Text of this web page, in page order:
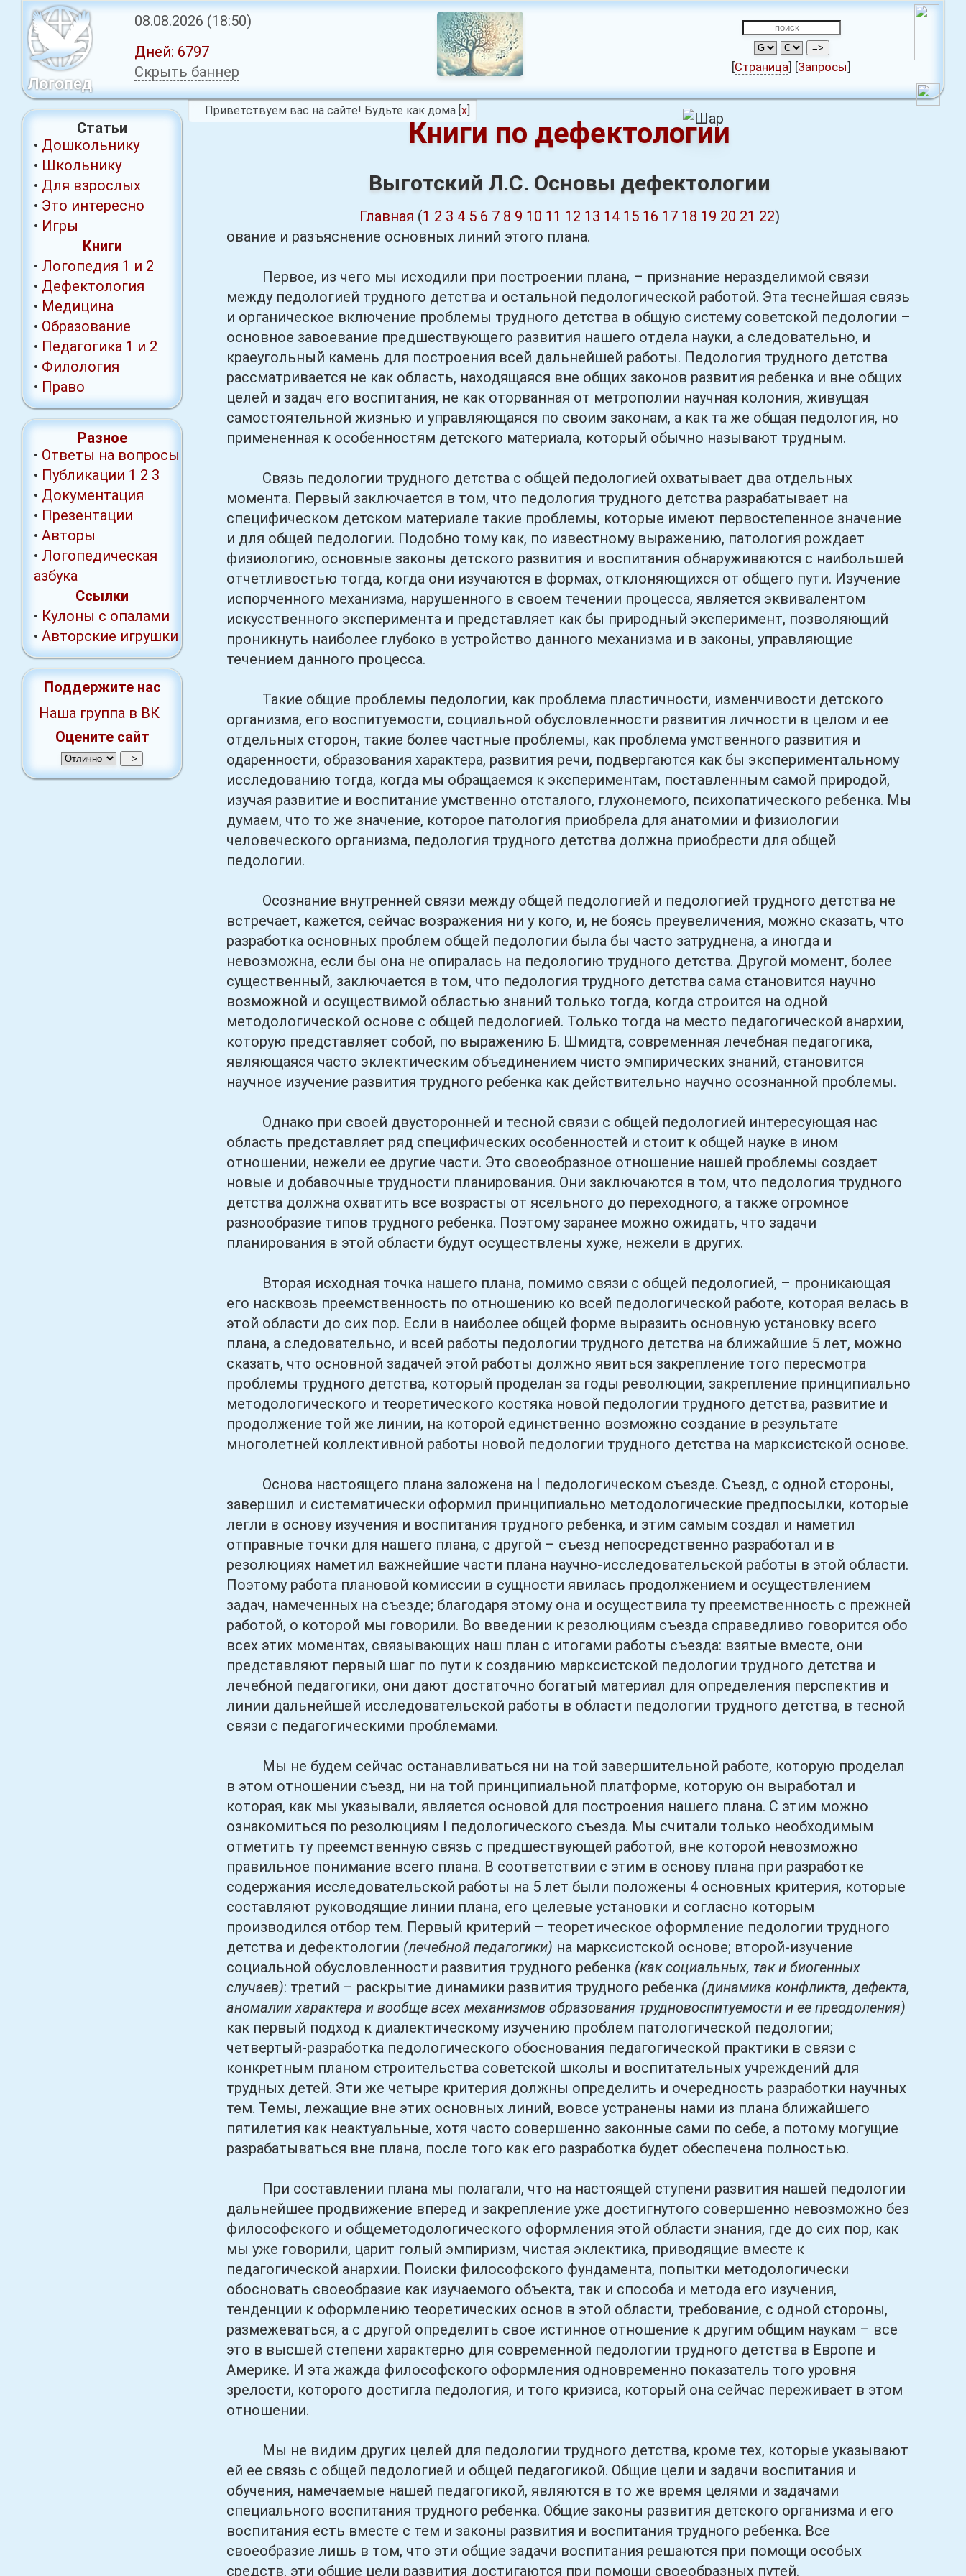
Логопед
08.08.2026 (18:50)
Дней: 6797
Скрыть баннер
[Страница] [Запросы]
Приветствуем вас на сайте! Будьте как дома [x]
Статьи
• Дошкольнику
• Школьнику
• Для взрослых
• Это интересно
• Игры
Книги
• Логопедия 1 и 2
• Дефектология
• Медицина
• Образование
• Педагогика 1 и 2
• Филология
• Право
Разное
• Ответы на вопросы
• Публикации 1 2 3
• Документация
• Презентации
• Авторы
• Логопедическая
азбука
Ссылки
• Кулоны с опалами
• Авторские игрушки
Поддержите нас
Наша группа в ВК
Оцените сайт
Книги по дефектологии
Выготский Л.С. Основы дефектологии
Главная (1 2 3 4 5 6 7 8 9 10 11 12 13 14 15 16 17 18 19 20 21 22)
ование и разъяснение основных линий этого плана.
Первое, из чего мы исходили при построении плана, – признание неразделимой связи
между педологией трудного детства и остальной педологической работой. Эта теснейшая связь
и органическое включение проблемы трудного детства в общую систему советской педологии –
основное завоевание предшествующего развития нашего отдела науки, а следовательно, и
краеугольный камень для построения всей дальнейшей работы. Педология трудного детства
рассматривается не как область, находящаяся вне общих законов развития ребенка и вне общих
целей и задач его воспитания, не как оторванная от метрополии научная колония, живущая
самостоятельной жизнью и управляющаяся по своим законам, а как та же общая педология, но
примененная к особенностям детского материала, который обычно называют трудным.
Связь педологии трудного детства с общей педологией охватывает два отдельных
момента. Первый заключается в том, что педология трудного детства разрабатывает на
специфическом детском материале такие проблемы, которые имеют первостепенное значение
и для общей педологии. Подобно тому как, по известному выражению, патология рождает
физиологию, основные законы детского развития и воспитания обнаруживаются с наибольшей
отчетливостью тогда, когда они изучаются в формах, отклоняющихся от общего пути. Изучение
испорченного механизма, нарушенного в своем течении процесса, является эквивалентом
искусственного эксперимента и представляет как бы природный эксперимент, позволяющий
проникнуть наиболее глубоко в устройство данного механизма и в законы, управляющие
течением данного процесса.
Такие общие проблемы педологии, как проблема пластичности, изменчивости детского
организма, его воспитуемости, социальной обусловленности развития личности в целом и ее
отдельных сторон, такие более частные проблемы, как проблема умственного развития и
одаренности, образования характера, развития речи, подвергаются как бы экспериментальному
исследованию тогда, когда мы обращаемся к экспериментам, поставленным самой природой,
изучая развитие и воспитание умственно отсталого, глухонемого, психопатического ребенка. Мы
думаем, что то же значение, которое патология приобрела для анатомии и физиологии
человеческого организма, педология трудного детства должна приобрести для общей
педологии.
Осознание внутренней связи между общей педологией и педологией трудного детства не
встречает, кажется, сейчас возражения ни у кого, и, не боясь преувеличения, можно сказать, что
разработка основных проблем общей педологии была бы часто затруднена, а иногда и
невозможна, если бы она не опиралась на педологию трудного детства. Другой момент, более
существенный, заключается в том, что педология трудного детства сама становится научно
возможной и осуществимой областью знаний только тогда, когда строится на одной
методологической основе с общей педологией. Только тогда на место педагогической анархии,
которую представляет собой, по выражению Б. Шмидта, современная лечебная педагогика,
являющаяся часто эклектическим объединением чисто эмпирических знаний, становится
научное изучение развития трудного ребенка как действительно научно осознанной проблемы.
Однако при своей двусторонней и тесной связи с общей педологией интересующая нас
область представляет ряд специфических особенностей и стоит к общей науке в ином
отношении, нежели ее другие части. Это своеобразное отношение нашей проблемы создает
новые и добавочные трудности планирования. Они заключаются в том, что педология трудного
детства должна охватить все возрасты от ясельного до переходного, а также огромное
разнообразие типов трудного ребенка. Поэтому заранее можно ожидать, что задачи
планирования в этой области будут осуществлены хуже, нежели в других.
Вторая исходная точка нашего плана, помимо связи с общей педологией, – проникающая
его насквозь преемственность по отношению ко всей педологической работе, которая велась в
этой области до сих пор. Если в наиболее общей форме выразить основную установку всего
плана, а следовательно, и всей работы педологии трудного детства на ближайшие 5 лет, можно
сказать, что основной задачей этой работы должно явиться закрепление того пересмотра
проблемы трудного детства, который проделан за годы революции, закрепление принципиально
методологического и теоретического костяка новой педологии трудного детства, развитие и
продолжение той же линии, на которой единственно возможно создание в результате
многолетней коллективной работы новой педологии трудного детства на марксистской основе.
Основа настоящего плана заложена на I педологическом съезде. Съезд, с одной стороны,
завершил и систематически оформил принципиально методологические предпосылки, которые
легли в основу изучения и воспитания трудного ребенка, и этим самым создал и наметил
отправные точки для нашего плана, с другой – съезд непосредственно разработал и в
резолюциях наметил важнейшие части плана научно-исследовательской работы в этой области.
Поэтому работа плановой комиссии в сущности явилась продолжением и осуществлением
задач, намеченных на съезде; благодаря этому она и осуществила ту преемственность с прежней
работой, о которой мы говорили. Во введении к резолюциям съезда справедливо говорится обо
всех этих моментах, связывающих наш план с итогами работы съезда: взятые вместе, они
представляют первый шаг по пути к созданию марксистской педологии трудного детства и
лечебной педагогики, они дают достаточно богатый материал для определения перспектив и
линии дальнейшей исследовательской работы в области педологии трудного детства, в тесной
связи с педагогическими проблемами.
Мы не будем сейчас останавливаться ни на той завершительной работе, которую проделал
в этом отношении съезд, ни на той принципиальной платформе, которую он выработал и
которая, как мы указывали, является основой для построения нашего плана. С этим можно
ознакомиться по резолюциям I педологического съезда. Мы считали только необходимым
отметить ту преемственную связь с предшествующей работой, вне которой невозможно
правильное понимание всего плана. В соответствии с этим в основу плана при разработке
содержания исследовательской работы на 5 лет были положены 4 основных критерия, которые
составляют руководящие линии плана, его целевые установки и согласно которым
производился отбор тем. Первый критерий – теоретическое оформление педологии трудного
детства и дефектологии (лечебной педагогики) на марксистской основе; второй-изучение
социальной обусловленности развития трудного ребенка (как социальных, так и биогенных
случаев): третий – раскрытие динамики развития трудного ребенка (динамика конфликта, дефекта,
аномалии характера и вообще всех механизмов образования трудновоспитуемости и ее преодоления)
как первый подход к диалектическому изучению проблем патологической педологии;
четвертый-разработка педологического обоснования педагогической практики в связи с
конкретным планом строительства советской школы и воспитательных учреждений для
трудных детей. Эти же четыре критерия должны определить и очередность разработки научных
тем. Темы, лежащие вне этих основных линий, вовсе устранены нами из плана ближайшего
пятилетия как неактуальные, хотя часто совершенно законные сами по себе, а потому могущие
разрабатываться вне плана, после того как его разработка будет обеспечена полностью.
При составлении плана мы полагали, что на настоящей ступени развития нашей педологии
дальнейшее продвижение вперед и закрепление уже достигнутого совершенно невозможно без
философского и общеметодологического оформления этой области знания, где до сих пор, как
мы уже говорили, царит голый эмпиризм, чистая эклектика, приводящие вместе к
педагогической анархии. Поиски философского фундамента, попытки методологически
обосновать своеобразие как изучаемого объекта, так и способа и метода его изучения,
тенденции к оформлению теоретических основ в этой области, требование, с одной стороны,
размежеваться, а с другой определить свое истинное отношение к другим общим наукам – все
это в высшей степени характерно для современной педологии трудного детства в Европе и
Америке. И эта жажда философского оформления одновременно показатель того уровня
зрелости, которого достигла педология, и того кризиса, который она сейчас переживает в этом
отношении.
Мы не видим других целей для педологии трудного детства, кроме тех, которые указывают
ей ее связь с общей педологией и общей педагогикой. Общие цели и задачи воспитания и
обучения, намечаемые нашей педагогикой, являются в то же время целями и задачами
специального воспитания трудного ребенка. Общие законы развития детского организма и его
воспитания есть вместе с тем и законы развития и воспитания трудного ребенка. Все
своеобразие лишь в том, что эти общие задачи воспитания решаются при помощи особых
средств, эти общие цели развития достигаются при помощи своеобразных путей.